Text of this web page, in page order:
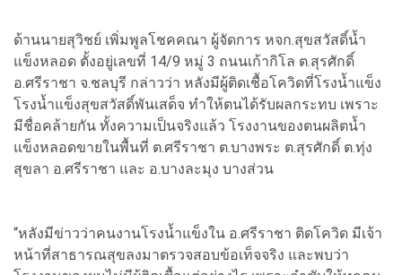
ด้านนายสุวิชย์ เพิ่มพูลโชคคณา ผู้จัดการ หจก.สุขสวัสดิ์น้ำ
แข็งหลอด ตั้งอยู่เลขที่ 14/9 หมู่ 3 ถนนเก้ากิโล ต.สุรศักดิ์
อ.ศรีราชา จ.ชลบุรี กล่าวว่า หลังมีผู้ติดเชื้อโควิดที่โรงน้ำแข็ง
โรงน้ำแข็งสุขสวัสดิ์พันเสด็จ ทำให้ตนได้รับผลกระทบ เพราะ
มีชื่อคล้ายกัน ทั้งความเป็นจริงแล้ว โรงงานของตนผลิตน้ำ
แข็งหลอดขายในพื้นที่ ต.ศรีราชา ต.บางพระ ต.สุรศักดิ์ ต.ทุ่ง
สุขลา อ.ศรีราชา และ อ.บางละมุง บางส่วน
“หลังมีข่าวว่าคนงานโรงน้ำแข็งใน อ.ศรีราชา ติดโควิด มีเจ้า
หน้าที่สาธารณสุขลงมาตรวจสอบข้อเท็จจริง และพบว่า